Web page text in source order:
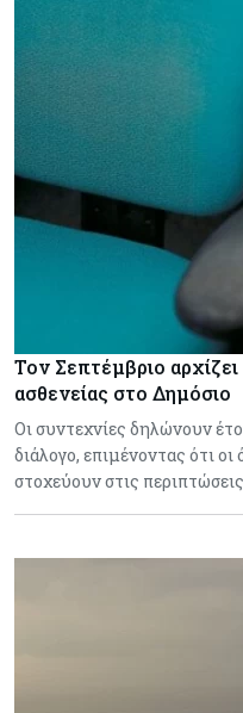
Τον Σεπτέμβριο αρχίζει
ασθενείας στο Δημόσιο
Οι συντεχνίες δηλώνουν
διάλογο, επιμένοντας ότι
στοχεύουν στις περιπτώσεις…